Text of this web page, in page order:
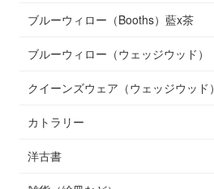
ブルーウィロー（Booths）藍x茶
ブルーウィロー（ウェッジウッド）
クイーンズウェア（ウェッジウッド）
カトラリー
洋古書